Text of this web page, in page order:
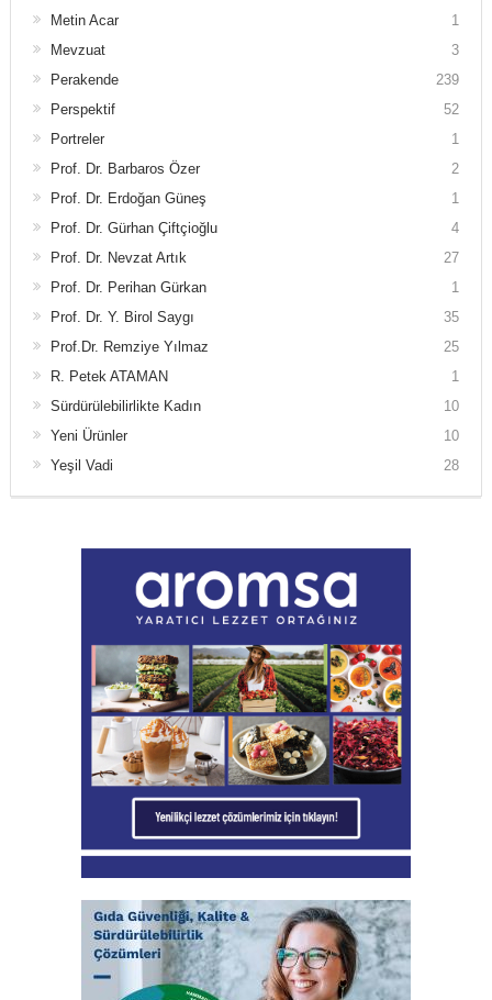
Metin Acar
1
Mevzuat
3
Perakende
239
Perspektif
52
Portreler
1
Prof. Dr. Barbaros Özer
2
Prof. Dr. Erdoğan Güneş
1
Prof. Dr. Gürhan Çiftçioğlu
4
Prof. Dr. Nevzat Artık
27
Prof. Dr. Perihan Gürkan
1
Prof. Dr. Y. Birol Saygı
35
Prof.Dr. Remziye Yılmaz
25
R. Petek ATAMAN
1
Sürdürülebilirlikte Kadın
10
Yeni Ürünler
10
Yeşil Vadi
28